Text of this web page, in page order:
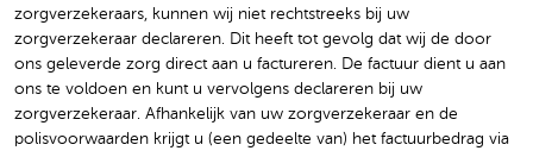
zorgverzekeraars, kunnen wij niet rechtstreeks bij uw
zorgverzekeraar declareren. Dit heeft tot gevolg dat wij de door
ons geleverde zorg direct aan u factureren. De factuur dient u aan
ons te voldoen en kunt u vervolgens declareren bij uw
zorgverzekeraar. Afhankelijk van uw zorgverzekeraar en de
polisvoorwaarden krijgt u (een gedeelte van) het factuurbedrag via